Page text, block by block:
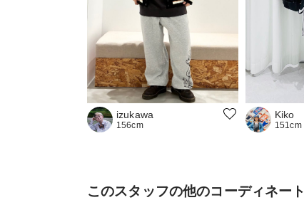
izukawa
156cm
Kiko
151cm
このスタッフの他のコーディネート